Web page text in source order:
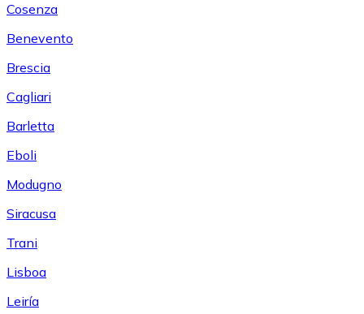
Cosenza
Benevento
Brescia
Cagliari
Barletta
Eboli
Modugno
Siracusa
Trani
Lisboa
Leiría